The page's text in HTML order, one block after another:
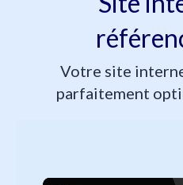
Votre site
parfaitement